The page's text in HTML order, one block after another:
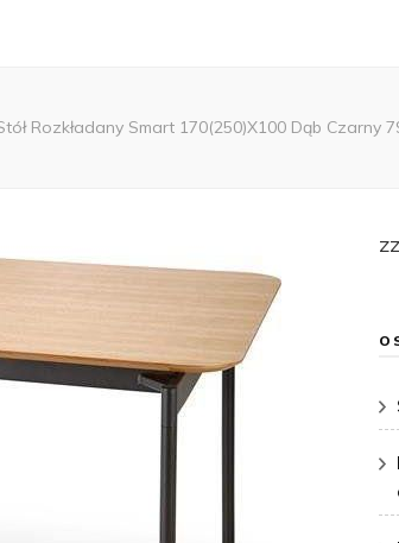
Rozkładany Smart 170(250)X100 Dąb Czarny